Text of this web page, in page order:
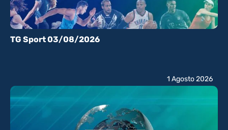
TG Sport 03/08/2026
1 Agosto 2026